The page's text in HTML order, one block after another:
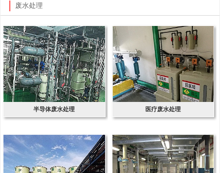
废水处理
半导体废水处理 医疗废水处理